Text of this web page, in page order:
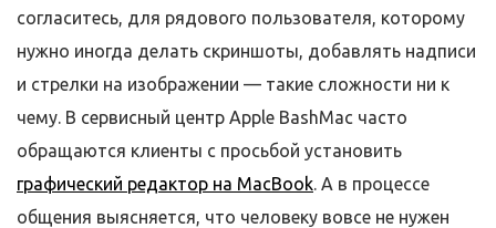
согласитесь, для рядового пользователя, которому
нужно иногда делать скриншоты, добавлять надписи
и стрелки на изображении — такие сложности ни к
чему. В сервисный центр Apple BashMac часто
обращаются клиенты с просьбой установить
графический редактор на MacBook. А в процессе
общения выясняется, что человеку вовсе не нужен